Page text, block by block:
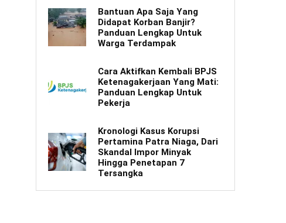
Bantuan Apa Saja Yang
Didapat Korban Banjir?
Panduan Lengkap Untuk
Warga Terdampak
Cara Aktifkan Kembali BPJS
Ketenagakerjaan Yang Mati:
Panduan Lengkap Untuk
Pekerja
Kronologi Kasus Korupsi
Pertamina Patra Niaga, Dari
Skandal Impor Minyak
Hingga Penetapan 7
Tersangka